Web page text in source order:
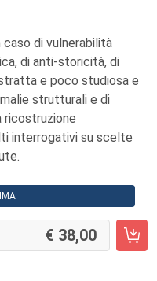
di vulnerabilità
di anti-storicità, di
e poco studiosa e
strutturali e di
ricostruzione
interrogativi su scelte
38,00